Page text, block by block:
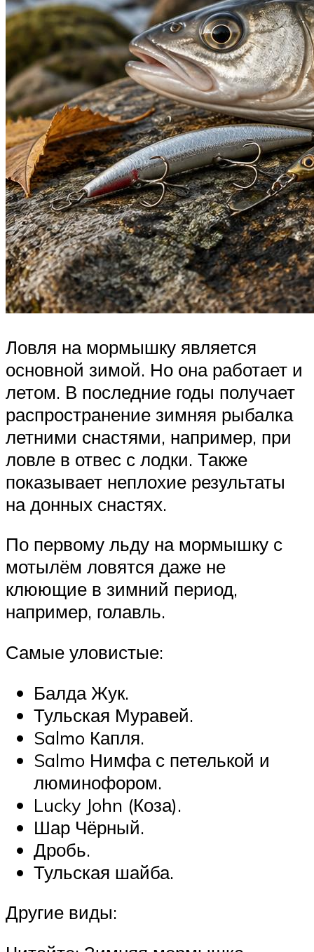
Ловля на мормышку является
основной зимой. Но она работает и
летом. В последние годы получает
распространение зимняя рыбалка
летними снастями, например, при
ловле в отвес с лодки. Также
показывает неплохие результаты
на донных снастях.
По первому льду на мормышку с
мотылём ловятся даже не
клюющие в зимний период,
например, голавль.
Самые уловистые:
Балда Жук.
Тульская Муравей.
Salmo Капля.
Salmo Нимфа с петелькой и
люминофором.
Lucky John (Коза).
Шар Чёрный.
Дробь.
Тульская шайба.
Другие виды: